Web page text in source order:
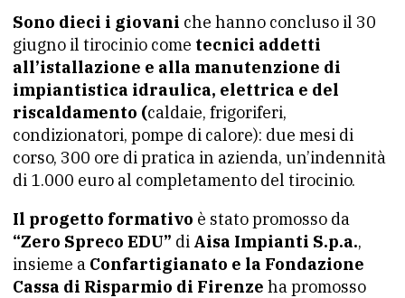
Sono dieci i giovani che hanno concluso il 30
giugno il tirocinio come tecnici addetti
all’istallazione e alla manutenzione di
impiantistica idraulica, elettrica e del
riscaldamento (caldaie, frigoriferi,
condizionatori, pompe di calore): due mesi di
corso, 300 ore di pratica in azienda, un’indennità
di 1.000 euro al completamento del tirocinio.
Il progetto formativo è stato promosso da
“Zero Spreco EDU” di Aisa Impianti S.p.a.,
insieme a Confartigianato e la Fondazione
Cassa di Risparmio di Firenze ha promosso